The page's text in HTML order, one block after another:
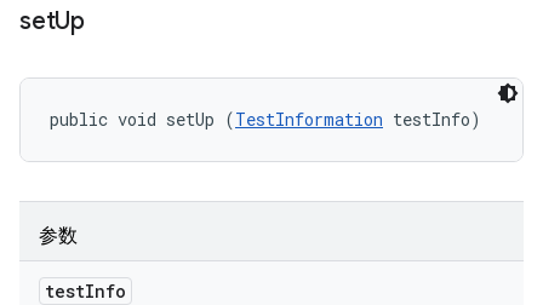
setUp
public void setUp (TestInformation testInfo)
参数
testInfo